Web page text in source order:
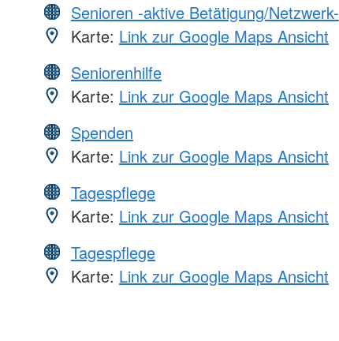
Senioren -aktive Betätigung/Netzwerk-
Karte: Link zur Google Maps Ansicht
Seniorenhilfe
Karte: Link zur Google Maps Ansicht
Spenden
Karte: Link zur Google Maps Ansicht
Tagespflege
Karte: Link zur Google Maps Ansicht
Tagespflege
Karte: Link zur Google Maps Ansicht